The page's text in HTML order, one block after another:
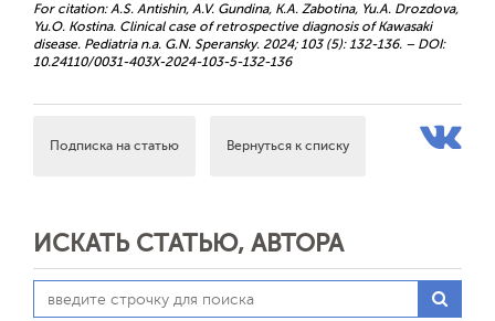
For citation: A.S. Antishin, A.V. Gundina, K.A. Zabotina, Yu.A. Drozdova,
Yu.O. Kostina. Clinical case of retrospective diagnosis of Kawasaki
disease. Pediatria n.a. G.N. Speransky. 2024; 103 (5): 132-136. – DOI:
10.24110/0031-403X-2024-103-5-132-136
Подписка на статью Вернуться к списку
ИСКАТЬ СТАТЬЮ, АВТОРА